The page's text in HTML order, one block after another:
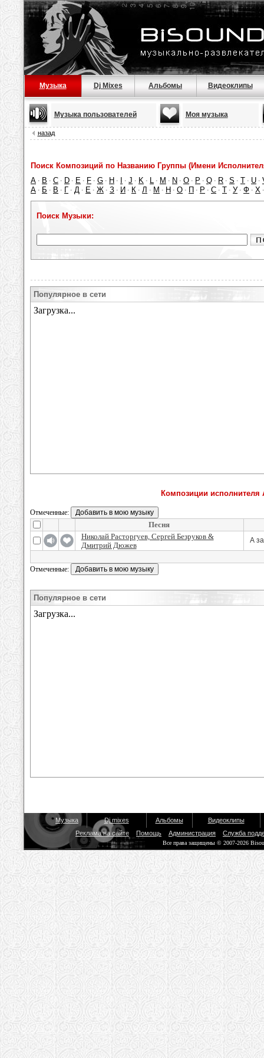
Музыка Dj Mixes Альбомы Видеоклипы
Музыка пользователей Моя музыка
назад
Поиск Композиций по Названию Группы (Имени
A · B · C · D · E · F · G · H · · J · K · L · M · N · O · P · Q · R · S · T · U ·
А · Б · В · Г · Д · Е · Ж · З · И · К · Л · М · Н · О · П · Р · С · Т · У · Ф · Х
Поиск Музыки:
Популярное в сети
Композиции исполнителя
Отмеченные:
Песня
Николай Расторгуев, Сергей Безруков &
Дмитрий Дюжев
А
Отмеченные:
Популярное в сети
Музыка Dj mixes Альбомы
Видеоклипы
Реклама на сайте
Помощь Администрация Служба
Все права защищены © 2007-2026